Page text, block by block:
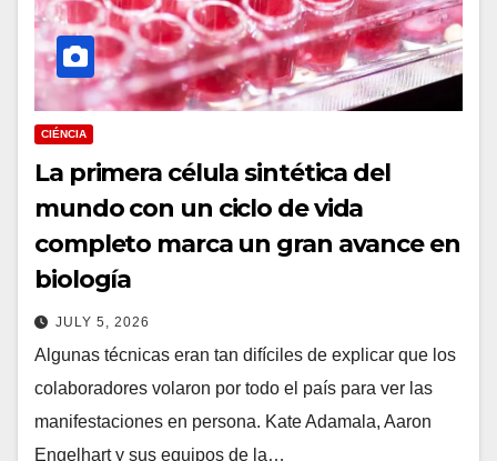
CIÉNCIA
La primera célula sintética del
mundo con un ciclo de vida
completo marca un gran avance en
biología
JULY 5, 2026
Algunas técnicas eran tan difíciles de explicar que los
colaboradores volaron por todo el país para ver las
manifestaciones en persona. Kate Adamala, Aaron
Engelhart y sus equipos de la…